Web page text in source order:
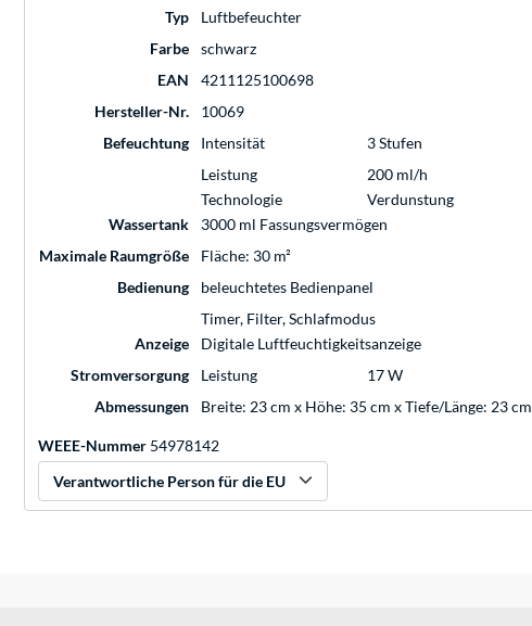
Typ
Luftbefeuchter
Farbe
schwarz
EAN
4211125100698
Hersteller-Nr.
10069
Befeuchtung
Intensität
3 Stufen
Leistung
200 ml/h
Technologie
Verdunstung
Wassertank
3000 ml Fassungsvermögen
Maximale Raumgröße
Fläche: 30 m²
Bedienung
beleuchtetes Bedienpanel
Timer, Filter, Schlafmodus
Anzeige
Digitale Luftfeuchtigkeitsanzeige
Stromversorgung
Leistung
17 W
Abmessungen
Breite: 23 cm x Höhe: 35 cm x Tiefe/Länge: 23 cm
WEEE-Nummer 54978142
Verantwortliche Person für die EU